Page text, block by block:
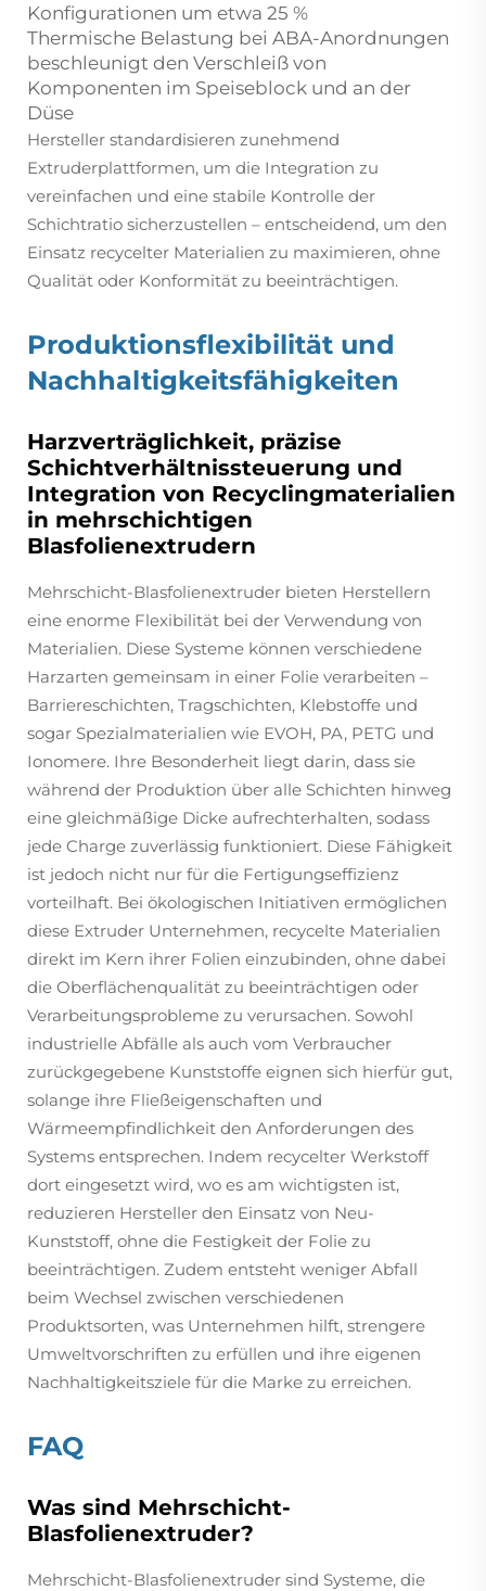
Konfigurationen um etwa 25 %
Thermische Belastung bei ABA-Anordnungen
beschleunigt den Verschleiß von
Komponenten im Speiseblock und an der
Düse
Hersteller standardisieren zunehmend
Extruderplattformen, um die Integration zu
vereinfachen und eine stabile Kontrolle der
Schichtratio sicherzustellen – entscheidend, um den
Einsatz recycelter Materialien zu maximieren, ohne
Qualität oder Konformität zu beeinträchtigen.
Produktionsflexibilität und
Nachhaltigkeitsfähigkeiten
Harzverträglichkeit, präzise
Schichtverhältnissteuerung und
Integration von Recyclingmaterialien
in mehrschichtigen
Blasfolienextrudern
Mehrschicht-Blasfolienextruder bieten Herstellern
eine enorme Flexibilität bei der Verwendung von
Materialien. Diese Systeme können verschiedene
Harzarten gemeinsam in einer Folie verarbeiten –
Barriereschichten, Tragschichten, Klebstoffe und
sogar Spezialmaterialien wie EVOH, PA, PETG und
Ionomere. Ihre Besonderheit liegt darin, dass sie
während der Produktion über alle Schichten hinweg
eine gleichmäßige Dicke aufrechterhalten, sodass
jede Charge zuverlässig funktioniert. Diese Fähigkeit
ist jedoch nicht nur für die Fertigungseffizienz
vorteilhaft. Bei ökologischen Initiativen ermöglichen
diese Extruder Unternehmen, recycelte Materialien
direkt im Kern ihrer Folien einzubinden, ohne dabei
die Oberflächenqualität zu beeinträchtigen oder
Verarbeitungsprobleme zu verursachen. Sowohl
industrielle Abfälle als auch vom Verbraucher
zurückgegebene Kunststoffe eignen sich hierfür gut,
solange ihre Fließeigenschaften und
Wärmeempfindlichkeit den Anforderungen des
Systems entsprechen. Indem recycelter Werkstoff
dort eingesetzt wird, wo es am wichtigsten ist,
reduzieren Hersteller den Einsatz von Neu-
Kunststoff, ohne die Festigkeit der Folie zu
beeinträchtigen. Zudem entsteht weniger Abfall
beim Wechsel zwischen verschiedenen
Produktsorten, was Unternehmen hilft, strengere
Umweltvorschriften zu erfüllen und ihre eigenen
Nachhaltigkeitsziele für die Marke zu erreichen.
FAQ
Was sind Mehrschicht-
Blasfolienextruder?
Mehrschicht-Blasfolienextruder sind Systeme, die